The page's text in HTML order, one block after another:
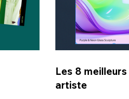
Les 8
artiste